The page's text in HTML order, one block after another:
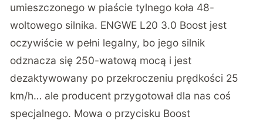
umieszczonego w piaście tylnego koła 48-
woltowego silnika. ENGWE L20 3.0 Boost jest
oczywiście w pełni legalny, bo jego silnik
odznacza się 250-watową mocą i jest
dezaktywowany po przekroczeniu prędkości 25
km/h… ale producent przygotował dla nas coś
specjalnego. Mowa o przycisku Boost